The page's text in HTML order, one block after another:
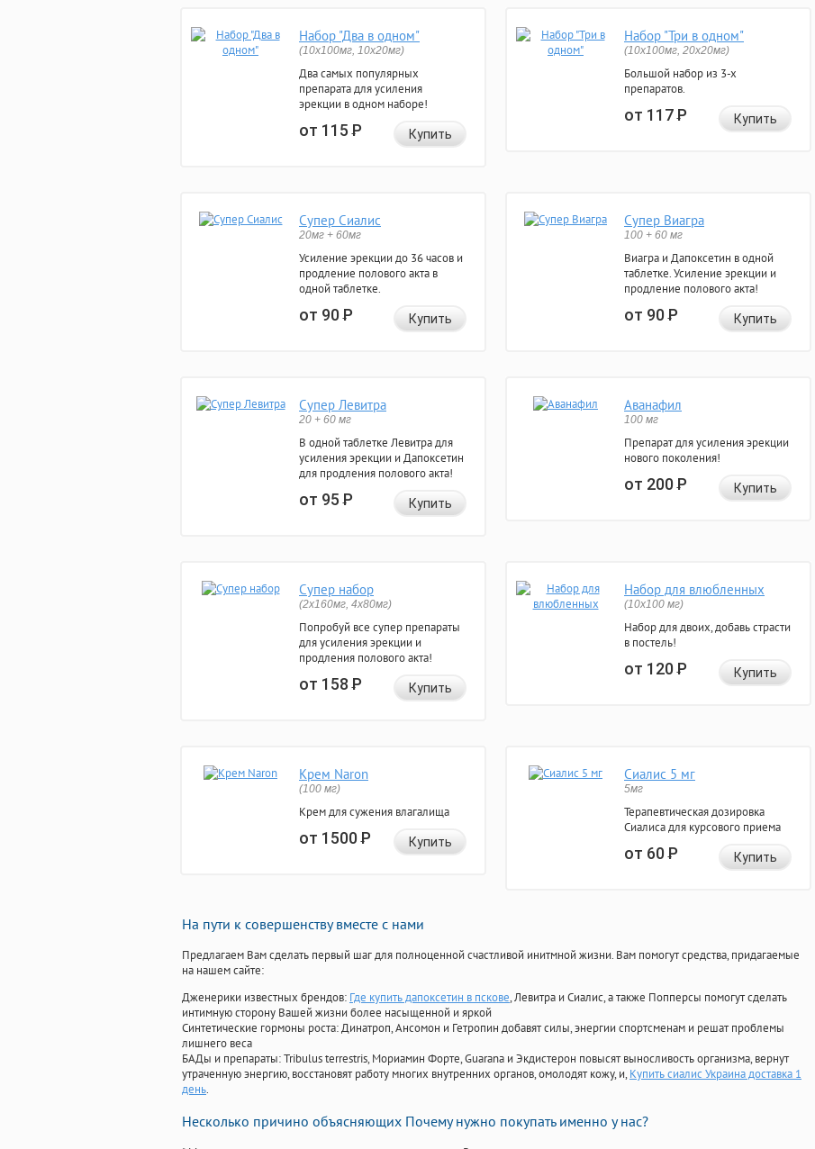
Набор "Два в одном"
(10x100мг, 10x20мг)
Два самых популярных
препарата для усиления
эрекции в одном наборе!
от 115Р Купить
Набор "Три в одном"
(10x100мг, 20x20мг)
Большой набор из 3-х
препаратов.
от 117Р Купить
Супер Сиалис
20мг + 60мг
Усиление эрекции до 36 часов и
продление полового акта в
одной таблетке.
от 90Р Купить
Супер Виагра
100 + 60 мг
Виагра и Дапоксетин в одной
таблетке. Усиление эрекции и
продление полового акта!
от 90Р Купить
Супер Левитра
20 + 60 мг
В одной таблетке Левитра для
усиления эрекции и Дапоксетин
для продления полового акта!
от 95Р Купить
Аванафил
100 мг
Препарат для усиления эрекции
нового поколения!
от 200Р Купить
Супер набор
(2х160мг, 4х80мг)
Попробуй все супер препараты
для усиления эрекции и
продления полового акта!
от 158Р Купить
Набор для влюбленных
(10х100 мг)
Набор для двоих, добавь страсти
в постель!
от 120Р Купить
Крем Naron
(100 мг)
Крем для сужения влагалища
от 1500Р Купить
Сиалис 5 мг
5мг
Терапевтическая дозировка
Сиалиса для курсового приема
от 60Р Купить
На пути к совершенству вместе с нами
Предлагаем Вам сделать первый шаг для полноценной счастливой инитмной жизни. Вам помогут средства, придагаемые
на нашем сайте:
Дженерики известных брендов: Где купить дапоксетин в пскове, Левитра и Сиалис, а также Попперсы помогут сделать
интимную сторону Вашей жизни более насыщенной и яркой
Синтетические гормоны роста: Динатроп, Ансомон и Гетропин добавят силы, энергии спортсменам и решат проблемы
лишнего веса
БАДы и препараты:Tribulus terrestris, Мориамин Форте, Guarana и Экдистерон повысят выносливость организма, вернут
утраченную энергию, восстановят работу многих внутренних органов, омолодят кожу, и, Купить сиалис Украина доставка 1
день.
Несколько причино объясняющих Почему нужно покупать именно у нас?